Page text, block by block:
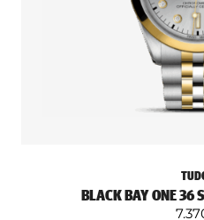
BLACK BAY ONE